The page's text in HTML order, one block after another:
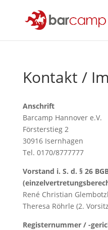
Kontakt /
Anschrift
Barcamp Hannover e.V.
Försterstieg 2
30916 Isernhagen
Tel. 0170/8777777
Vorstand i. S. d. § 26
René Christian
Theresa Röhrle (2.
Registernummer / -